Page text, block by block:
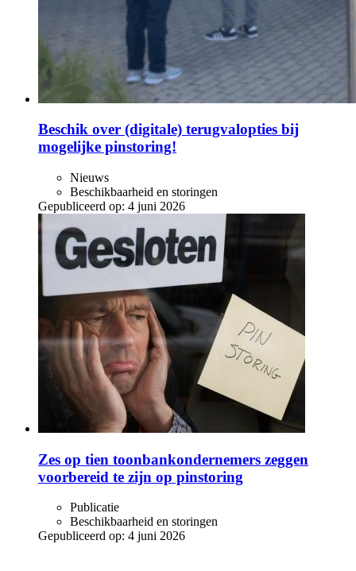
Beschik over (digitale) terugvalopties bij
mogelijke pinstoring!
Nieuws
Beschikbaarheid en storingen
Gepubliceerd op: 4 juni 2026
Zes op tien toonbankondernemers zeggen
voorbereid te zijn op pinstoring
Publicatie
Beschikbaarheid en storingen
Gepubliceerd op: 4 juni 2026